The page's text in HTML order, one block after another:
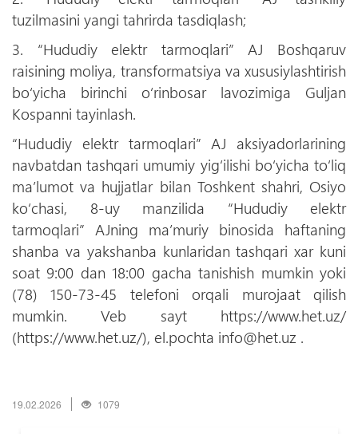
tuzilmasini yangi tahrirda tasdiqlash;
3. “Hududiy elektr tarmoqlari” AJ Boshqaruv
raisining moliya, transformatsiya va xususiylashtirish
boʻyicha birinchi oʻrinbosar lavozimiga Guljan
Kospanni tayinlash.
“Hududiy elektr tarmoqlari” AJ aksiyadorlarining
navbatdan tashqari umumiy yigʻilishi boʻyicha toʻliq
maʼlumot va hujjatlar bilan Toshkent shahri, Osiyo
koʻchasi, 8-uy manzilida “Hududiy elektr
tarmoqlari” AJning maʼmuriy binosida haftaning
shanba va yakshanba kunlaridan tashqari xar kuni
soat 9:00 dan 18:00 gacha tanishish mumkin yoki
(78) 150-73-45 telefoni orqali murojaat qilish
mumkin. Veb sayt https://www.het.uz/
(https://www.het.uz/), el.pochta info@het.uz .
19.02.2026 1079